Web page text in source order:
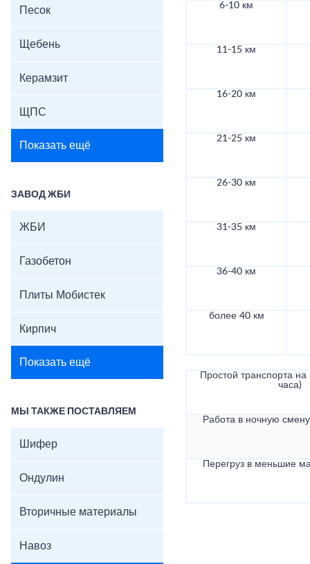
Песок
Щебень
Керамзит
ЩПС
Показать ещё
ЗАВОД ЖБИ
ЖБИ
Газобетон
Плиты Мобистек
Кирпич
Показать ещё
МЫ ТАКЖЕ ПОСТАВЛЯЕМ
Шифер
Ондулин
Вторичные материалы
Навоз
6-10 км
11-15 км
16-20 км
21-25 км
26-30 км
31-35 км
36-40 км
более 40 км
Простой транспорта на
часа)
Работа в ночную
Перегруз в меньшие